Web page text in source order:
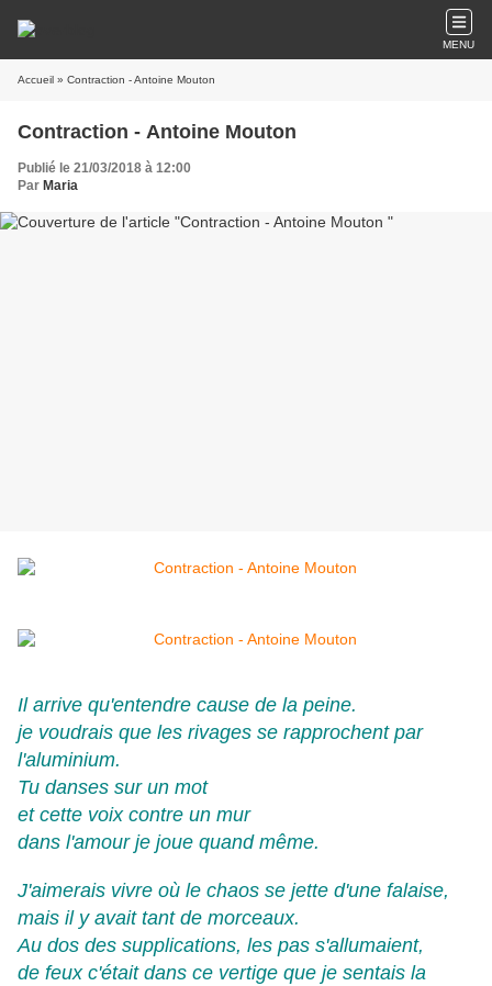
MENU
Accueil » Contraction - Antoine Mouton
Contraction - Antoine Mouton
Publié le 21/03/2018 à 12:00
Par Maria
Il arrive qu'entendre cause de la peine.
je voudrais que les rivages se rapprochent par
l'aluminium.
Tu danses sur un mot
et cette voix contre un mur
dans l'amour je joue quand même.
J'aimerais vivre où le chaos se jette d'une falaise,
mais il y avait tant de morceaux.
Au dos des supplications, les pas s'allumaient,
de feux c'était dans ce vertige que je sentais la